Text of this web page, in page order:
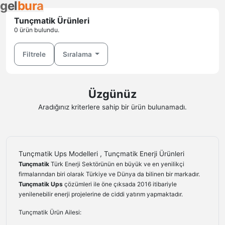
gelbura
Tunçmatik Ürünleri
0 ürün bulundu.
Filtrele Sıralama
Üzgünüz
Aradığınız kriterlere sahip bir ürün bulunamadı.
Tunçmatik Ups Modelleri , Tunçmatik Enerji Ürünleri
Tunçmatik Türk Enerji Sektörünün en büyük ve en yenilikçi
firmalarından biri olarak Türkiye ve Dünya da bilinen bir markadır.
Tunçmatik Ups çözümleri ile öne çıksada 2016 itibariyle
yenilenebilir enerji projelerine de ciddi yatırım yapmaktadır.
Tunçmatik Ürün Ailesi: